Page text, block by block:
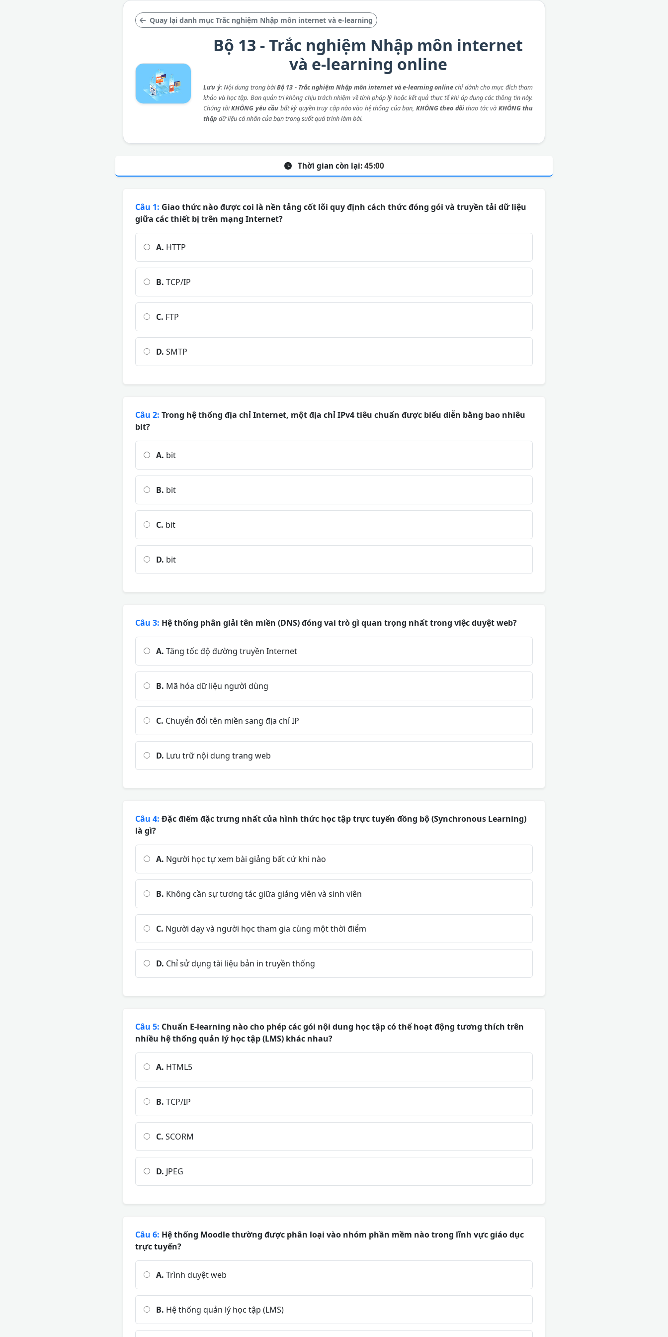
Quay lại danh mục Trắc nghiệm Nhập môn internet và e-learning
Bộ 13 - Trắc nghiệm Nhập môn internet
và e-learning online
Lưu ý: Nội dung trong bàiBộ 13 - Trắc nghiệm Nhập môn internet và e-learning onlinechỉ dành cho mục đích tham
khảo và học tập. Ban quản trị không chịu trách nhiệm về tính pháp lý hoặc kết quả thực tế khi áp dụng các thông tin này.
Chúng tôiKHÔNG yêu cầu bất kỳ quyền truy cập nào vào hệ thống của bạn, KHÔNG theo dõithao tác và KHÔNG thu
thập dữ liệu cá nhân của bạn trong suốt quá trình làm bài.
Thời gian còn lại: 45:00
Câu 1: Giao thức nào được coi là nền tảng cốt lõi quy định cách thức đóng gói và truyền tải dữ liệu
giữa các thiết bị trên mạng Internet?
A. HTTP
B. TCP/IP
C. FTP
D. SMTP
Câu 2: Trong hệ thống địa chỉ Internet, một địa chỉ IPv4 tiêu chuẩn được biểu diễn bằng bao nhiêu
bit?
A. bit
B. bit
C. bit
D. bit
Câu 3: Hệ thống phân giải tên miền (DNS) đóng vai trò gì quan trọng nhất trong việc duyệt web?
A. Tăng tốc độ đường truyền Internet
B. Mã hóa dữ liệu người dùng
C. Chuyển đổi tên miền sang địa chỉ IP
D. Lưu trữ nội dung trang web
Câu 4: Đặc điểm đặc trưng nhất của hình thức học tập trực tuyến đồng bộ (Synchronous Learning)
là gì?
A. Người học tự xem bài giảng bất cứ khi nào
B. Không cần sự tương tác giữa giảng viên và sinh viên
C. Người dạy và người học tham gia cùng một thời điểm
D. Chỉ sử dụng tài liệu bản in truyền thống
Câu 5: Chuẩn E-learning nào cho phép các gói nội dung học tập có thể hoạt động tương thích trên
nhiều hệ thống quản lý học tập (LMS) khác nhau?
A. HTML5
B. TCP/IP
C. SCORM
D. JPEG
Câu 6: Hệ thống Moodle thường được phân loại vào nhóm phần mềm nào trong lĩnh vực giáo dục
trực tuyến?
A. Trình duyệt web
B. Hệ thống quản lý học tập (LMS)